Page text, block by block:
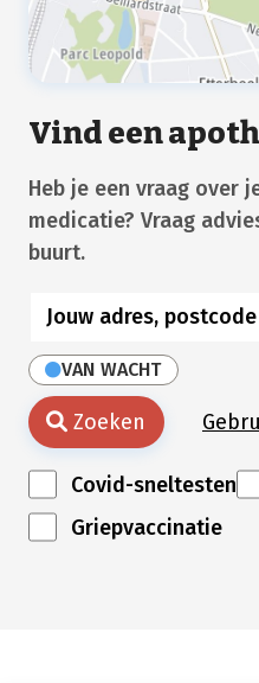
Vind een
Heb je een vraag over
medicatie? Vraag
buurt.
VAN WACHT
Zoeken
Covid-sneltesten
Griepvaccinatie